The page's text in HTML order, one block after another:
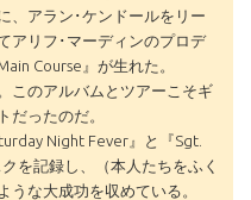
、アラン･ケンドールをリー
アリフ･マーディンのプロデ
Course』が生れた。
このアルバムとツアーこそギ
だったのだ。
Night Fever』と『Sgt.
を記録し、（本人たちをふく
うな大成功を収めている。